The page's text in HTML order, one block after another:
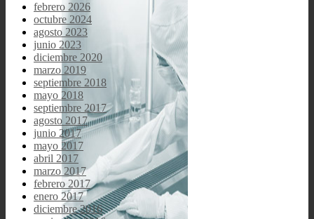
febrero 2026
octubre 2024
agosto 2023
junio 2023
diciembre 2020
marzo 2019
septiembre 2018
mayo 2018
septiembre 2017
agosto 2017
junio 2017
mayo 2017
abril 2017
marzo 2017
febrero 2017
enero 2017
diciembre 2016